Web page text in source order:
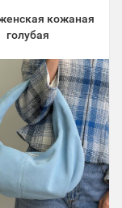
кожаная
голубая